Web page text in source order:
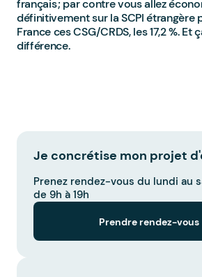
français ; par contre vous allez
définitivement sur la SCPI étrangère
France ces CSG/CRDS, les 17,2 %. Et
différence.
Je concrétise mon projet
Prenez rendez-vous du lundi au
de 9h à 19h
Prendre rendez-vous